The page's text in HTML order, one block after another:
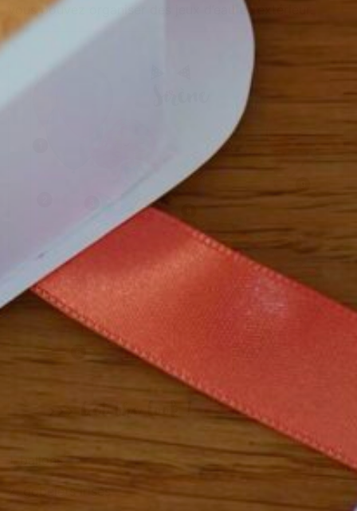
vous pouvez organiser des jeux d’eau en extérieur.
1. ballons
2. gobelets irisés